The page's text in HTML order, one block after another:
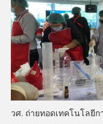
วศ. ถ่ายทอดเทคโนโลยี